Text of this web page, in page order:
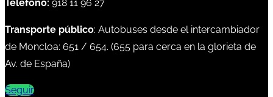
Teléfono: 918 11 96 27
Transporte público: Autobuses desde el intercambiador
de Moncloa: 651 / 654. (655 para cerca en la glorieta de
Av. de España)
Seguir